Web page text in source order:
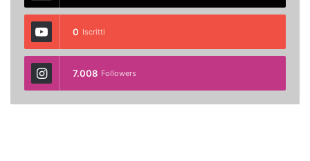
0 Iscritti
7.008 Followers